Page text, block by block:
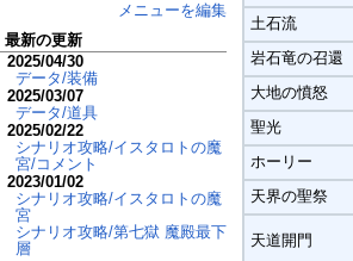
土石流
岩石竜の召還
大地の憤怒
聖光
ホーリー
天界の聖祭
天道開門
メニューを編集
最新の更新
2025/04/30
データ/装備
2025/03/07
データ/道具
2025/02/22
シナリオ攻略/イスタロトの魔
宮/コメント
2023/01/02
シナリオ攻略/イスタロトの魔
宮
シナリオ攻略/第七獄 魔殿最下
層